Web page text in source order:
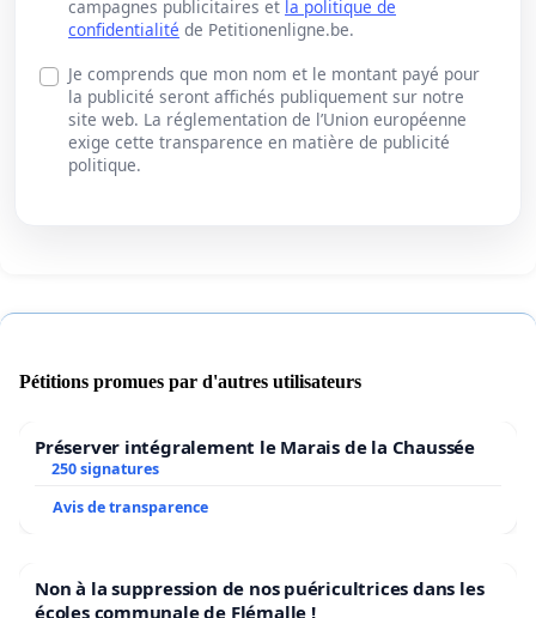
campagnes publicitaires et la politique de
confidentialité de Petitionenligne.be.
Je comprends que mon nom et le montant payé pour
la publicité seront affichés publiquement sur notre
site web. La réglementation de l’Union européenne
exige cette transparence en matière de publicité
politique.
Pétitions promues par d'autres utilisateurs
Préserver intégralement le Marais de la Chaussée
250 signatures
Avis de transparence
Non à la suppression de nos puéricultrices dans les
écoles communale de Flémalle !